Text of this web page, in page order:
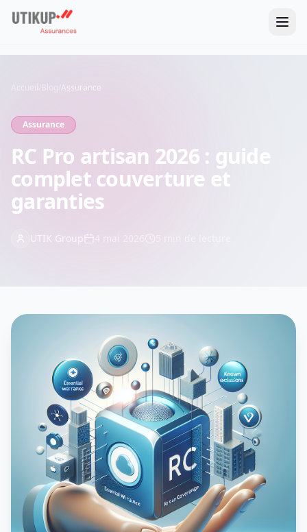
Assurance
Assurance
RC Pro artisan 2026 : guide
complet couverture et
garanties
UTIK Group